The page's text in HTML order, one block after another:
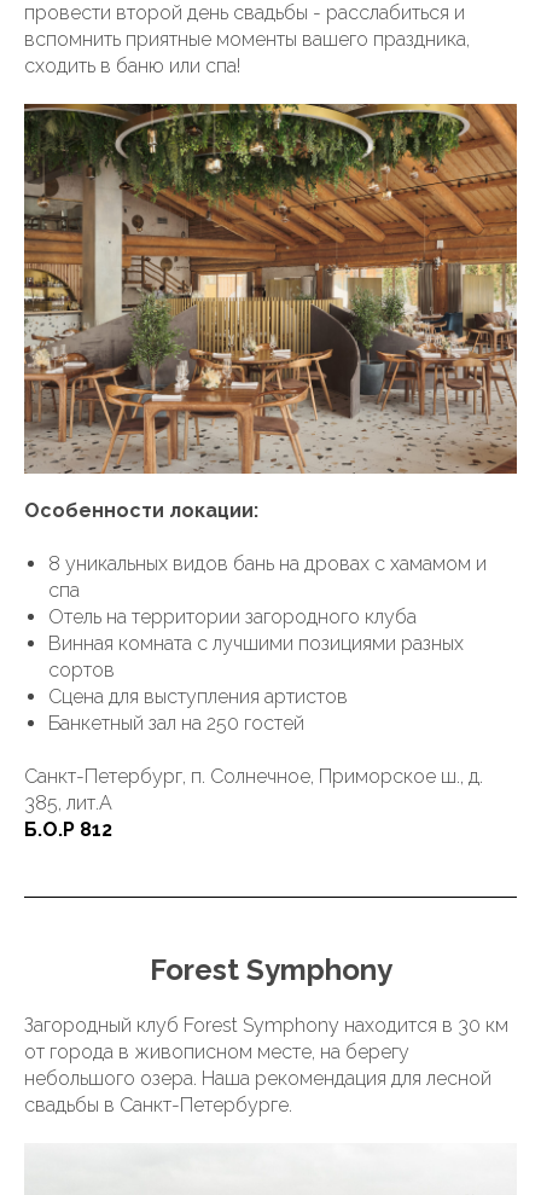
провести второй день свадьбы - расслабиться и
вспомнить приятные моменты вашего праздника,
сходить в баню или спа!
Особенности локации:
8 уникальных видов бань на дровах с хамамом и
спа
Отель на территории загородного клуба
Винная комната с лучшими позициями разных
сортов
Сцена для выступления артистов
Банкетный зал на 250 гостей
Санкт-Петербург, п. Солнечное, Приморское ш., д.
385, лит.А
Б.О.Р 812
Forest Symphony
Загородный клуб Forest Symphony находится в 30 км
от города в живописном месте, на берегу
небольшого озера. Наша рекомендация для лесной
свадьбы в Санкт-Петербурге.